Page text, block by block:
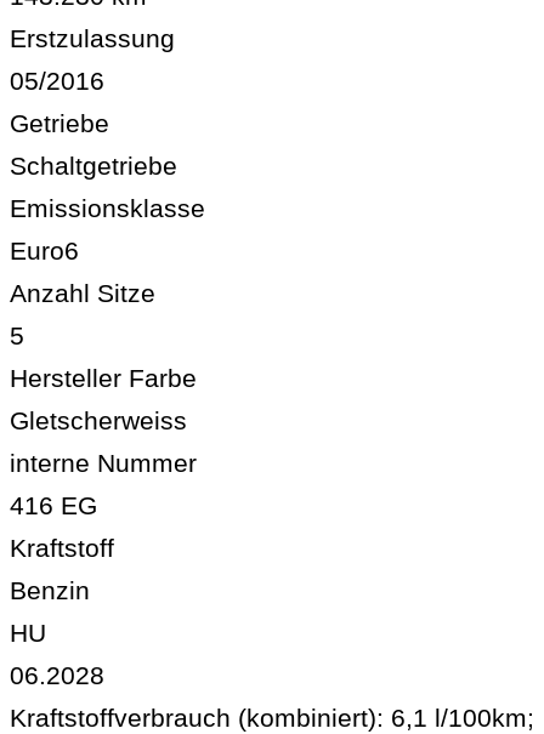
Erstzulassung
05/2016
Getriebe
Schaltgetriebe
Emissionsklasse
Euro6
Anzahl Sitze
5
Hersteller Farbe
Gletscherweiss
interne Nummer
416 EG
Kraftstoff
Benzin
HU
06.2028
Kraftstoffverbrauch (kombiniert): 6,1 l/100km;